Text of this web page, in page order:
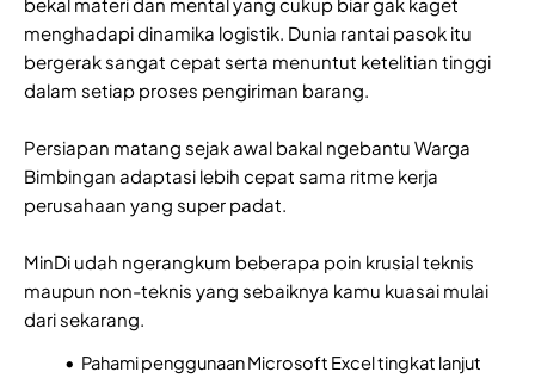
menghadapi dinamika logistik. Dunia rantai pasok itu
bergerak sangat cepat serta menuntut ketelitian tinggi
dalam setiap proses pengiriman barang.
Persiapan matang sejak awal bakal ngebantu Warga
Bimbingan adaptasi lebih cepat sama ritme kerja
perusahaan yang super padat.
MinDi udah ngerangkum beberapa poin krusial teknis
maupun non-teknis yang sebaiknya kamu kuasai mulai
dari sekarang.
Pahami penggunaan Microsoft Excel tingkat lanjut